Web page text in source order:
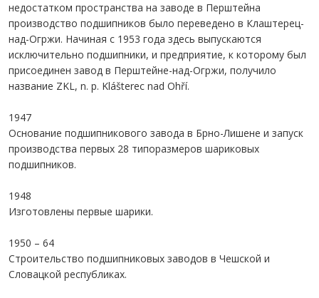
недостатком пространства на заводе в Перштейна
производство подшипников было переведено в Клаштерец-
над-Огржи. Начиная с 1953 года здесь выпускаются
исключительно подшипники, и предприятие, к которому был
присоединен завод в Перштейне-над-Огржи, получило
название ZKL, n. p. Klášterec nad Ohří.
1947
Основание подшипникового завода в Брно-Лишене и запуск
производства первых 28 типоразмеров шариковых
подшипников.
1948
Изготовлены первые шарики.
1950 – 64
Строительство подшипниковых заводов в Чешской и
Словацкой республиках.